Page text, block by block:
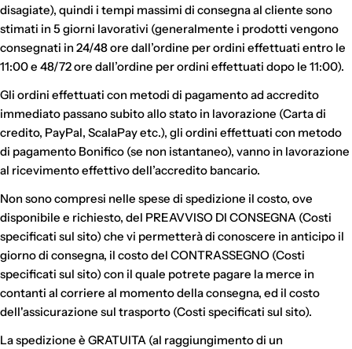
disagiate), quindi i tempi massimi di consegna al cliente sono
stimati in 5 giorni lavorativi (generalmente i prodotti vengono
consegnati in 24/48 ore dall’ordine per ordini effettuati entro le
11:00 e 48/72 ore dall’ordine per ordini effettuati dopo le 11:00).
Gli ordini effettuati con metodi di pagamento ad accredito
immediato passano subito allo stato in lavorazione (Carta di
credito, PayPal, ScalaPay etc.), gli ordini effettuati con metodo
di pagamento Bonifico (se non istantaneo), vanno in lavorazione
al ricevimento effettivo dell’accredito bancario.
Non sono compresi nelle spese di spedizione il costo, ove
disponibile e richiesto, del PREAVVISO DI CONSEGNA (Costi
specificati sul sito) che vi permetterà di conoscere in anticipo il
giorno di consegna, il costo del CONTRASSEGNO (Costi
specificati sul sito) con il quale potrete pagare la merce in
contanti al corriere al momento della consegna, ed il costo
dell'assicurazione sul trasporto (Costi specificati sul sito).
La spedizione è GRATUITA (al raggiungimento di un